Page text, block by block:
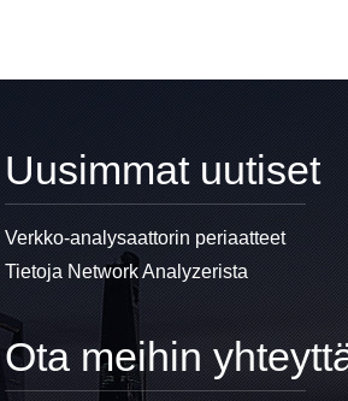
Uusimmat uutiset
Verkko-analysaattorin periaatteet
Tietoja Network Analyzerista
Ota meihin